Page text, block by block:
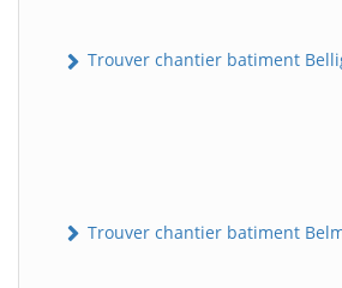
Trouver chantier batiment
Trouver chantier batiment